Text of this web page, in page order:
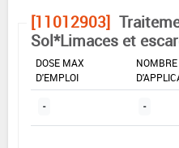
[11012903]
Sol*Limaces et
DOSE MAX
D'EMPLOI
- -